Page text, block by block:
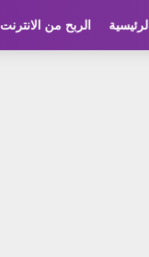
الربح من الانترنت